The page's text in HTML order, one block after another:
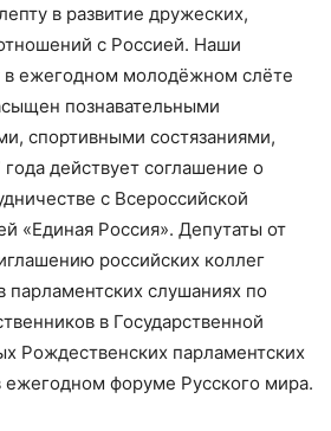
в развитие дружеских,
с Россией. Наши
в ежегодном молодёжном слёте
познавательными
спортивными состязаниями,
действует соглашение о
с Всероссийской
«Единая Россия». Депутаты от
российских коллег
парламентских слушаниях по
в Государственной
Рождественских парламентских
ежегодном форуме Русского мира.